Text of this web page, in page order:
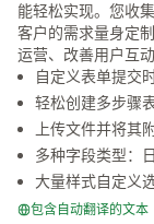
能轻松实现。您收
客户的需求量身定
运营、改善用户互
自定义表单提交
轻松创建多步骤
上传文件并将其
多种字段类型：
大量样式自定义
包含自动翻译的文本